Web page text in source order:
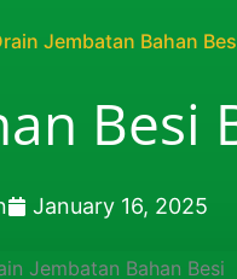
Jembatan Bahan
Besi
January 16, 2025